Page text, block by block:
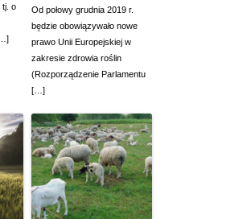
tj. o
Od połowy grudnia 2019 r.
będzie obowiązywało nowe
prawo Unii Europejskiej w
zakresie zdrowia roślin
(Rozporządzenie Parlamentu
[…]